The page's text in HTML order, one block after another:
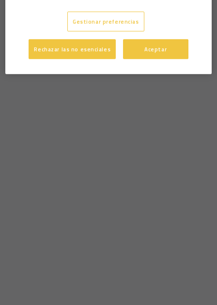
Gestionar preferencias
Rechazar las no esenciales Aceptar